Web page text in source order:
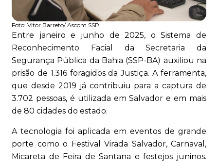
Foto: Vitor Barreto/ Ascom SSP
Entre janeiro e junho de 2025, o Sistema de
Reconhecimento Facial da Secretaria da
Segurança Pública da Bahia (SSP-BA) auxiliou na
prisão de 1.316 foragidos da Justiça. A ferramenta,
que desde 2019 já contribuiu para a captura de
3.702 pessoas, é utilizada em Salvador e em mais
de 80 cidades do estado.
A tecnologia foi aplicada em eventos de grande
porte como o Festival Virada Salvador, Carnaval,
Micareta de Feira de Santana e festejos juninos.